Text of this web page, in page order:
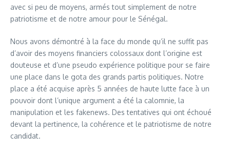
avec si peu de moyens, armés tout simplement de notre
patriotisme et de notre amour pour le Sénégal.
Nous avons démontré à la face du monde qu’il ne suffit pas
d’avoir des moyens financiers colossaux dont l’origine est
douteuse et d’une pseudo expérience politique pour se faire
une place dans le gota des grands partis politiques. Notre
place a été acquise après 5 années de haute lutte face à un
pouvoir dont l’unique argument a été la calomnie, la
manipulation et les fakenews. Des tentatives qui ont échoué
devant la pertinence, la cohérence et le patriotisme de notre
candidat.